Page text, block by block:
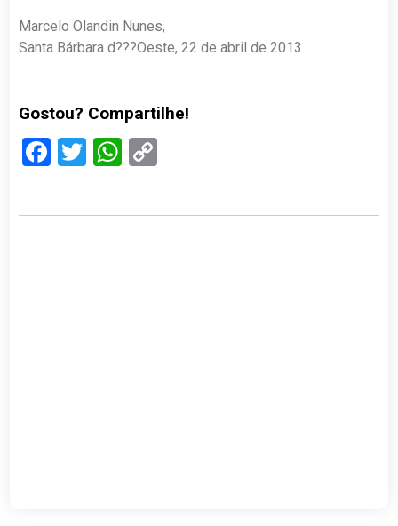
Marcelo Olandin Nunes,
Santa Bárbara d???Oeste, 22 de abril de 2013.
Gostou? Compartilhe!
Facebook
TwitterWhatsApp